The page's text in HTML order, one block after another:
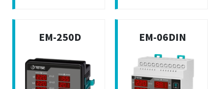
EM-250D EM-06DIN